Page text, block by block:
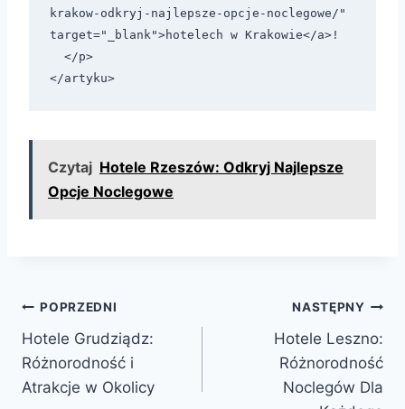
krakow-odkryj-najlepsze-opcje-noclegowe/"
target="_blank">hotelech w Krakowie</a>!
</artyku>
Czytaj Hotele Rzeszów: Odkryj Najlepsze
Opcje Noclegowe
Nawigacja
wpisu
POPRZEDNI
Hotele Grudziądz:
Różnorodność i
Atrakcje w Okolicy
NASTĘPNY
Hotele Leszno:
Różnorodność
Noclegów Dla